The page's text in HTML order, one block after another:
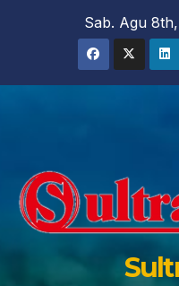
Sab. Agu